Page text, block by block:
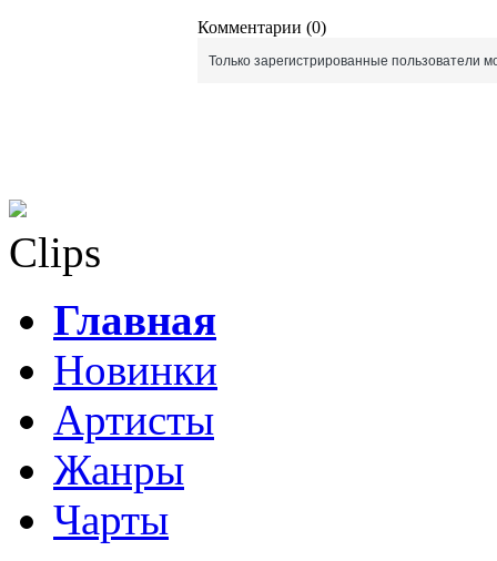
Комментарии (0)
Только зарегистрированные пользователи
Clips
Главная
Новинки
Артисты
Жанры
Чарты